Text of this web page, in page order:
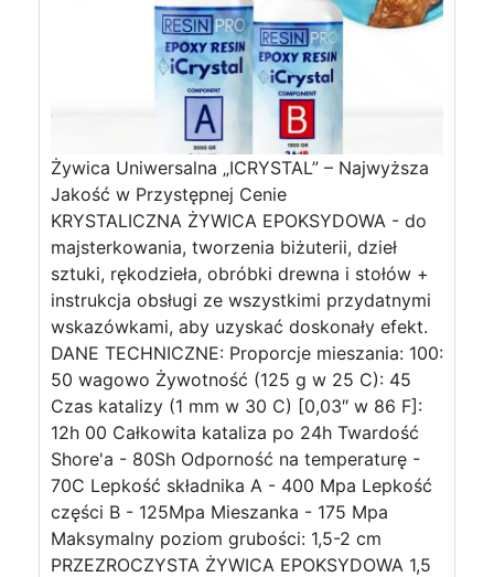
Żywica Uniwersalna „ICRYSTAL” – Najwyższa
Jakość w Przystępnej Cenie
KRYSTALICZNA ŻYWICA EPOKSYDOWA - do
majsterkowania, tworzenia biżuterii, dzieł
sztuki, rękodzieła, obróbki drewna i stołów +
instrukcja obsługi ze wszystkimi przydatnymi
wskazówkami, aby uzyskać doskonały efekt.
DANE TECHNICZNE: Proporcje mieszania: 100:
50 wagowo Żywotność (125 g w 25 C): 45
Czas katalizy (1 mm w 30 C) [0,03″ w 86 F]:
12h 00 Całkowita kataliza po 24h Twardość
Shore'a - 80Sh Odporność na temperaturę -
70C Lepkość składnika A - 400 Mpa Lepkość
części B - 125Mpa Mieszanka - 175 Mpa
Maksymalny poziom grubości: 1,5-2 cm
PRZEZROCZYSTA ŻYWICA EPOKSYDOWA 1,5